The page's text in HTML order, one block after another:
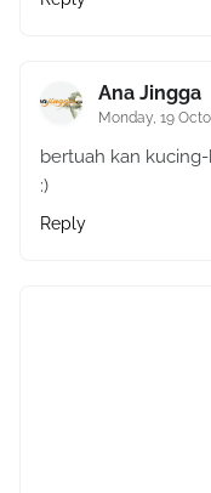
Ana Jingga
Monday, 19
bertuah kan
:)
Reply